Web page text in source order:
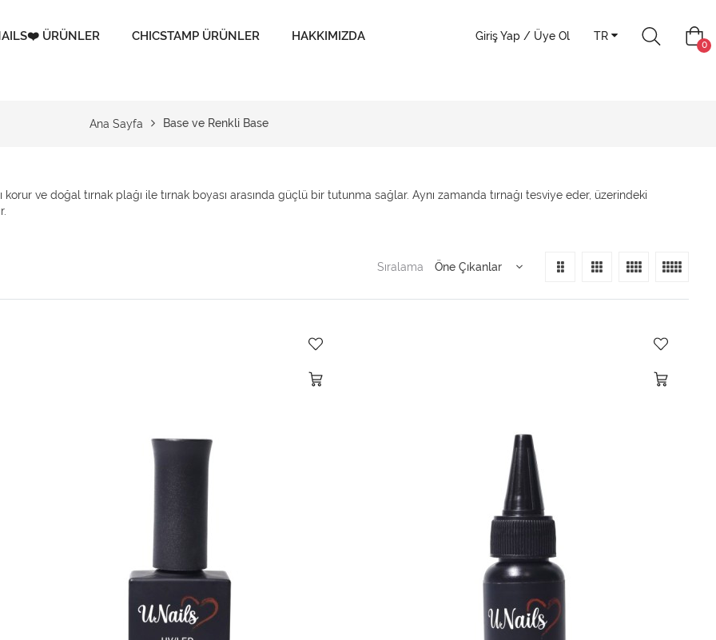
ÜRÜNLER CHICSTAMP ÜRÜNLER HAKKIMIZDA Giriş Yap / Üye Ol TR
0
Ana Sayfa Base ve Renkli Base
korur ve doğal tırnak plağı ile tırnak boyası arasında güçlü bir tutunma sağlar. Aynı zamanda tırnağı tesviye eder, üzerindeki
Sıralama